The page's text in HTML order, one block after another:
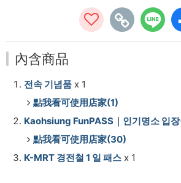
內含商品
전속 기념품 x 1
點我看可使用店家(1)
Kaohsiung FunPASS｜인기명소 입
點我看可使用店家(30)
K-MRT 경전철 1 일 패스 x 1